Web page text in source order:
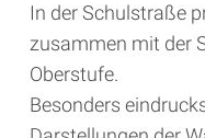
In der Schulstraße
zusammen mit der
Oberstufe.
Besonders